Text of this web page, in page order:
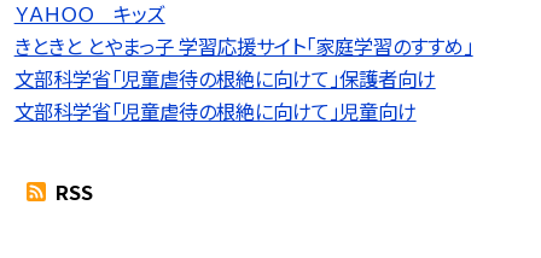
ＹＡＨＯＯ キッズ
きときと とやまっ子 学習応援サイト「家庭学習のすすめ」
文部科学省「児童虐待の根絶に向けて」保護者向け
文部科学省「児童虐待の根絶に向けて」児童向け
RSS